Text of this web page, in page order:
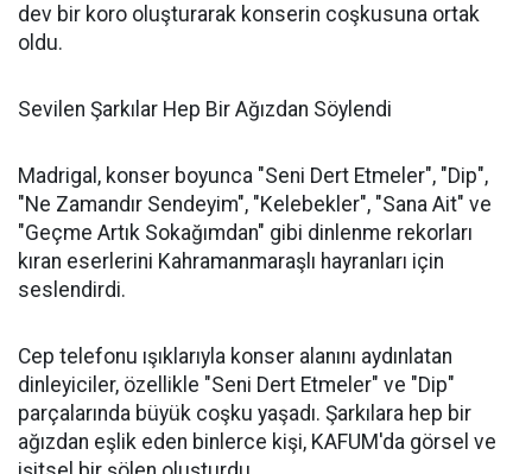
dev bir koro oluşturarak konserin coşkusuna ortak
oldu.
Sevilen Şarkılar Hep Bir Ağızdan Söylendi
Madrigal, konser boyunca "Seni Dert Etmeler", "Dip",
"Ne Zamandır Sendeyim", "Kelebekler", "Sana Ait" ve
"Geçme Artık Sokağımdan" gibi dinlenme rekorları
kıran eserlerini Kahramanmaraşlı hayranları için
seslendirdi.
Cep telefonu ışıklarıyla konser alanını aydınlatan
dinleyiciler, özellikle "Seni Dert Etmeler" ve "Dip"
parçalarında büyük coşku yaşadı. Şarkılara hep bir
ağızdan eşlik eden binlerce kişi, KAFUM'da görsel ve